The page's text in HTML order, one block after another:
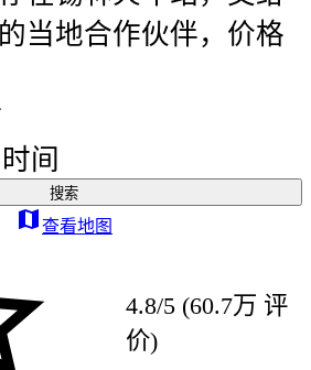
当地合作伙伴，价格
间
搜索
查看地图
4.8/5 (60.7万 评
价)